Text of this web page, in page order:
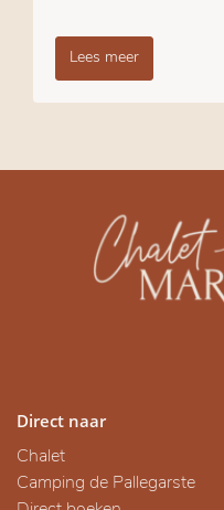
Lees meer
Direct naar
Chalet
Camping de Pallegarste